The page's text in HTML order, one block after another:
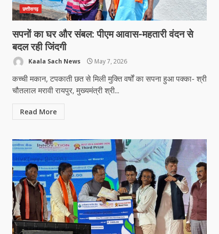
छत्तीसगढ़
सपनों का घर और संबल: पीएम आवास-महतारी वंदन से
बदल रही जिंदगी
Kaala Sach News May 7, 2026
कच्ची मकान, टपकाती छत से मिली मुक्ति वर्षों का सपना हुआ पक्का- श्री
चौतलाल मरावी रायपुर, मुख्यमंत्री श्री...
Read More